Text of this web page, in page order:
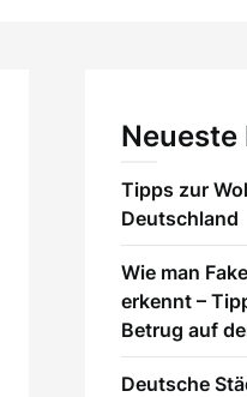
Neueste
Tipps zur
Deutschland
Wie man
erkennt –
Betrug auf
Deutsche